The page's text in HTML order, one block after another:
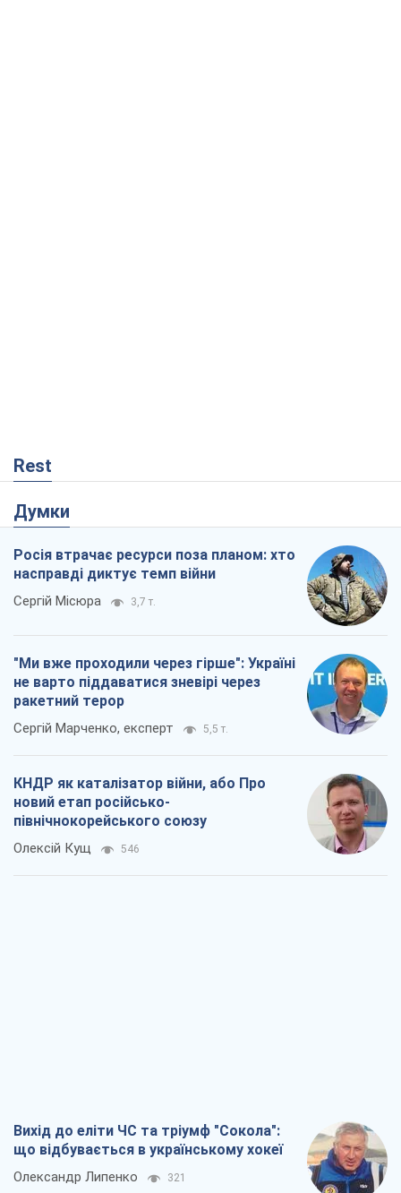
Rest
Думки
Росія втрачає ресурси поза планом: хто
насправді диктує темп війни
Сергій Місюра 3,7 т.
"Ми вже проходили через гірше": Україні
не варто піддаватися зневірі через
ракетний терор
Сергій Марченко, експерт 5,5 т.
КНДР як каталізатор війни, або Про
новий етап російсько-
північнокорейського союзу
Олексій Кущ 546
Вихід до еліти ЧС та тріумф "Сокола":
що відбувається в українському хокеї
Олександр Липенко 321